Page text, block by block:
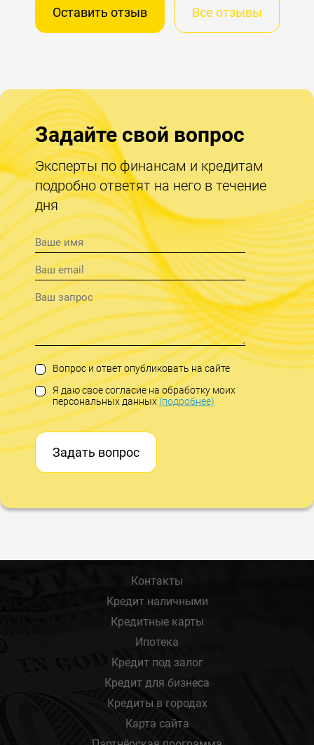
Оставить отзыв Все отзывы
Задайте свой вопрос
Эксперты по финансам и кредитам
подробно ответят на него в течение
дня
Вопрос и ответ опубликовать на сайте
Я даю свое согласие на обработку моих
персональных данных(подробнее)
Задать вопрос
Контакты
Кредит наличными
Кредитные карты
Ипотека
Кредит под залог
Кредит для бизнеса
Кредиты в городах
Карта сайта